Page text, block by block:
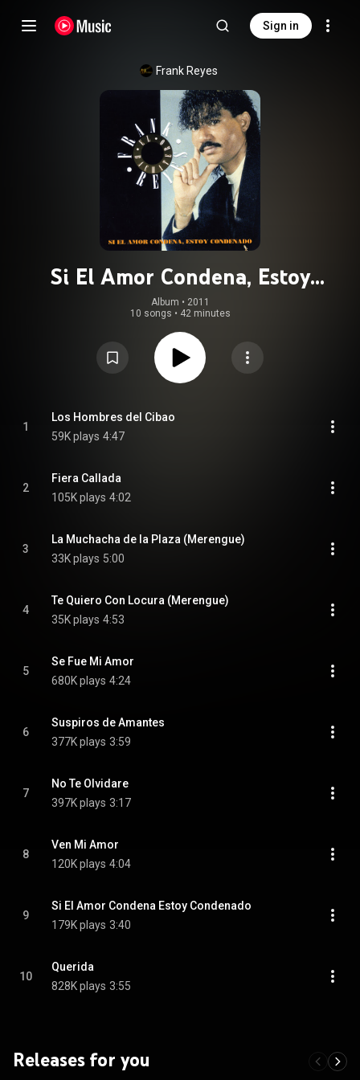
Sign in
Frank Reyes
Si El Amor Condena, Estoy
Condenado
Album • 2011
10 songs • 42 minutes
1
Los Hombres del Cibao
59K plays 4:47
2
Fiera Callada
105K plays 4:02
3
La Muchacha de la Plaza (Merengue)
33K plays 5:00
4
Te Quiero Con Locura (Merengue)
35K plays 4:53
5
Se Fue Mi Amor
680K plays 4:24
6
Suspiros de Amantes
377K plays 3:59
7
No Te Olvidare
397K plays 3:17
8
Ven Mi Amor
120K plays 4:04
9
Si El Amor Condena Estoy Condenado
179K plays 3:40
10
Querida
828K plays 3:55
Releases for you